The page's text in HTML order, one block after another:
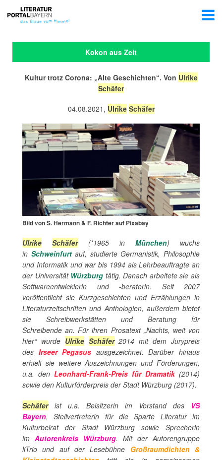
Kokon aus Zeit
Kultur trotz Corona: „Alte Geschichten“. Von Ulrike
Schäfer
04.08.2021, Ulrike Schäfer
Bild von S. Hermann & F. Richter auf Pixabay
Ulrike Schäfer(*1965 in München) wuchs
in Schweinfurtauf, studierte Germanistik, Philosophie
und Informatik und war bis 1994 als Lehrbeauftragte an
der Universität Würzburg tätig. Danach arbeitete sie als
Softwareentwicklerin und -beraterin. Seit 2007
veröffentlicht sie Kurzgeschichten und Erzählungen in
Literaturzeitschriften und Anthologien, außerdem bietet
sie Schreibwerkstätten und Beratung für
Schreibende an.Für ihren Prosatext „Nachts, weit von
hier“ wurde Ulrike Schäfer2014 mit dem Jurypreis
des Irseer Pegasus ausgezeichnet. Darüber hinaus
erhielt sie weitere Auszeichnungen und Förderungen,
u.a. den Leonhard-Frank-Preis für Dramatik(2014)
sowie den Kulturförderpreis der Stadt Würzburg (2017).
Schäferist u.a. Beisitzerin im Vorstand des VS
Bayern, Stellvertreterin für die Sparte Literatur im
Kulturbeirat der Stadt Würzburg sowie Sprecherin
im Autorenkreis Würzburg. Mit der Autorengruppe
liTrio und auf der Lesebühne Großraumdichten &